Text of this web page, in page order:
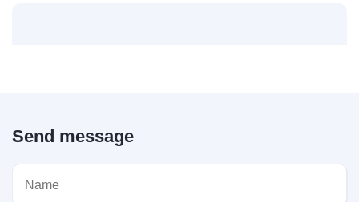
Send message